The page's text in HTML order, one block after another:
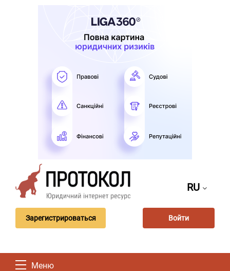
RU
Зарегистрироваться Войти
Меню